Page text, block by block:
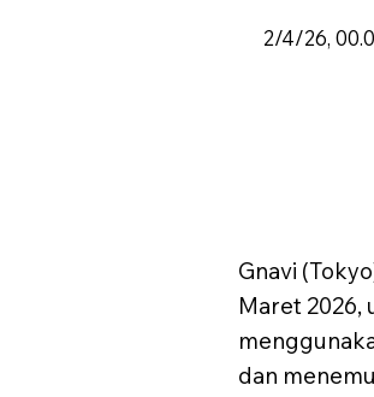
2/4/26,
Gnavi
Maret 2026,
dan